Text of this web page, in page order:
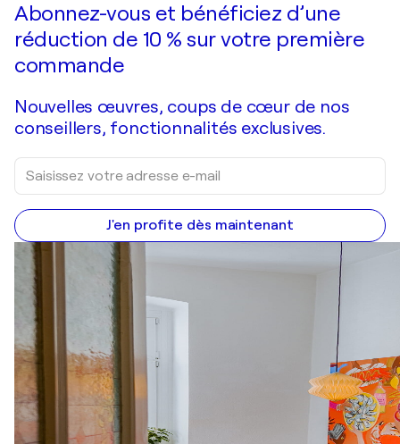
Abonnez-vous et bénéficiez d’une
réduction de 10 % sur votre première
commande
Nouvelles œuvres, coups de cœur de nos
conseillers, fonctionnalités exclusives.
J'en profite dès maintenant